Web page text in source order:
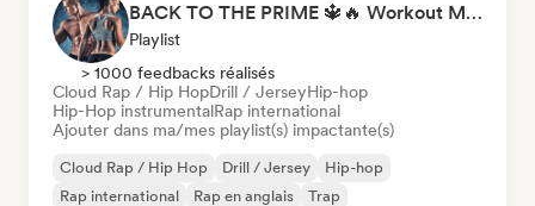
BACK TO THE PRIME 🔱🔥 Workout Motivation Playlist
Playlist
> 1000 feedbacks réalisés
Cloud Rap / Hip HopDrill / JerseyHip-hop
Hip-Hop instrumentalRap international
Ajouter dans ma/mes playlist(s) impactante(s)
Cloud Rap / Hip Hop Drill / Jersey
Hip-hop
Rap international
Rap en anglais
Trap